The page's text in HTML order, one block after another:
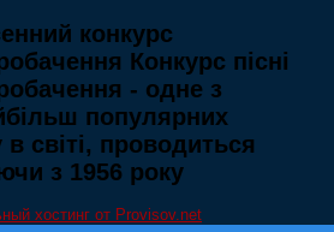
конкурс
Конкурс пісні
- одне з
популярних
світі, проводиться
з 1956 року